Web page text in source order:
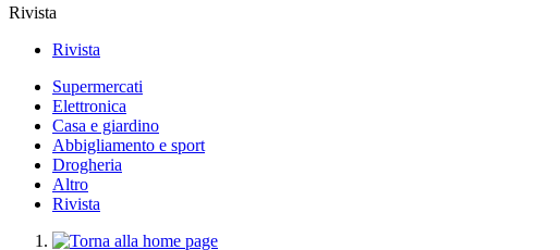
Rivista
Rivista
Supermercati
Elettronica
Casa e giardino
Abbigliamento e sport
Drogheria
Altro
Rivista